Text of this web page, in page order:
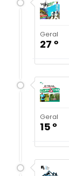
Geral
27 º
Geral
15 º